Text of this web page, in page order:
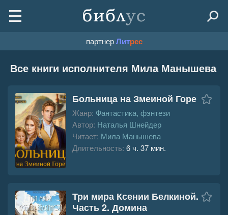
партнерЛитрес
Все книги исполнителя Мила Манышева
Больница на Змеиной Горе
Жанр: Фантастика, фэнтези
Автор: Наталья Шнейдер
Читает: Мила Манышева
Длительность: 6 ч. 37 мин.
Три мира Ксении Белкиной.
Часть 2. Домина